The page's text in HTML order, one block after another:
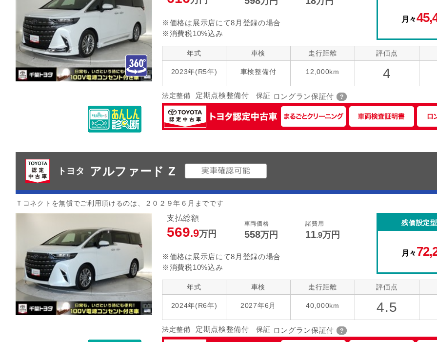
※価格は展示店にて8月登録の場合
※消費税10%込み
月々
年式
2023年(R5年)
車検
車検整備付
走行距離
12,000km
評価点
4
法定整備 定期点検整備付 保証 ロングラン保証付
トヨタ アルファード Z
Ｔコネクトを無償でご利用頂けるのは、２０２９年６月までです
支払総額
569.9万円
車両価格
558万円
諸費用
11.9万円
※価格は展示店にて8月登録の場合
※消費税10%込み
残価設定
月々
年式
2024年(R6年)
車検
2027年6月
走行距離
40,000km
評価点
4.5
法定整備 定期点検整備付 保証 ロングラン保証付